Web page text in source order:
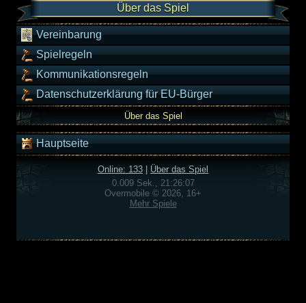
Über das Spiel
Vereinbarung
Spielregeln
Kommunikationsregeln
Datenschutzerklärung für EU-Bürger
Über das Spiel
Hauptseite
Online: 133
Über das Spiel
0.009 Sek., 21:26:07
Overmobile © 2026, 16+
Mehr Spiele